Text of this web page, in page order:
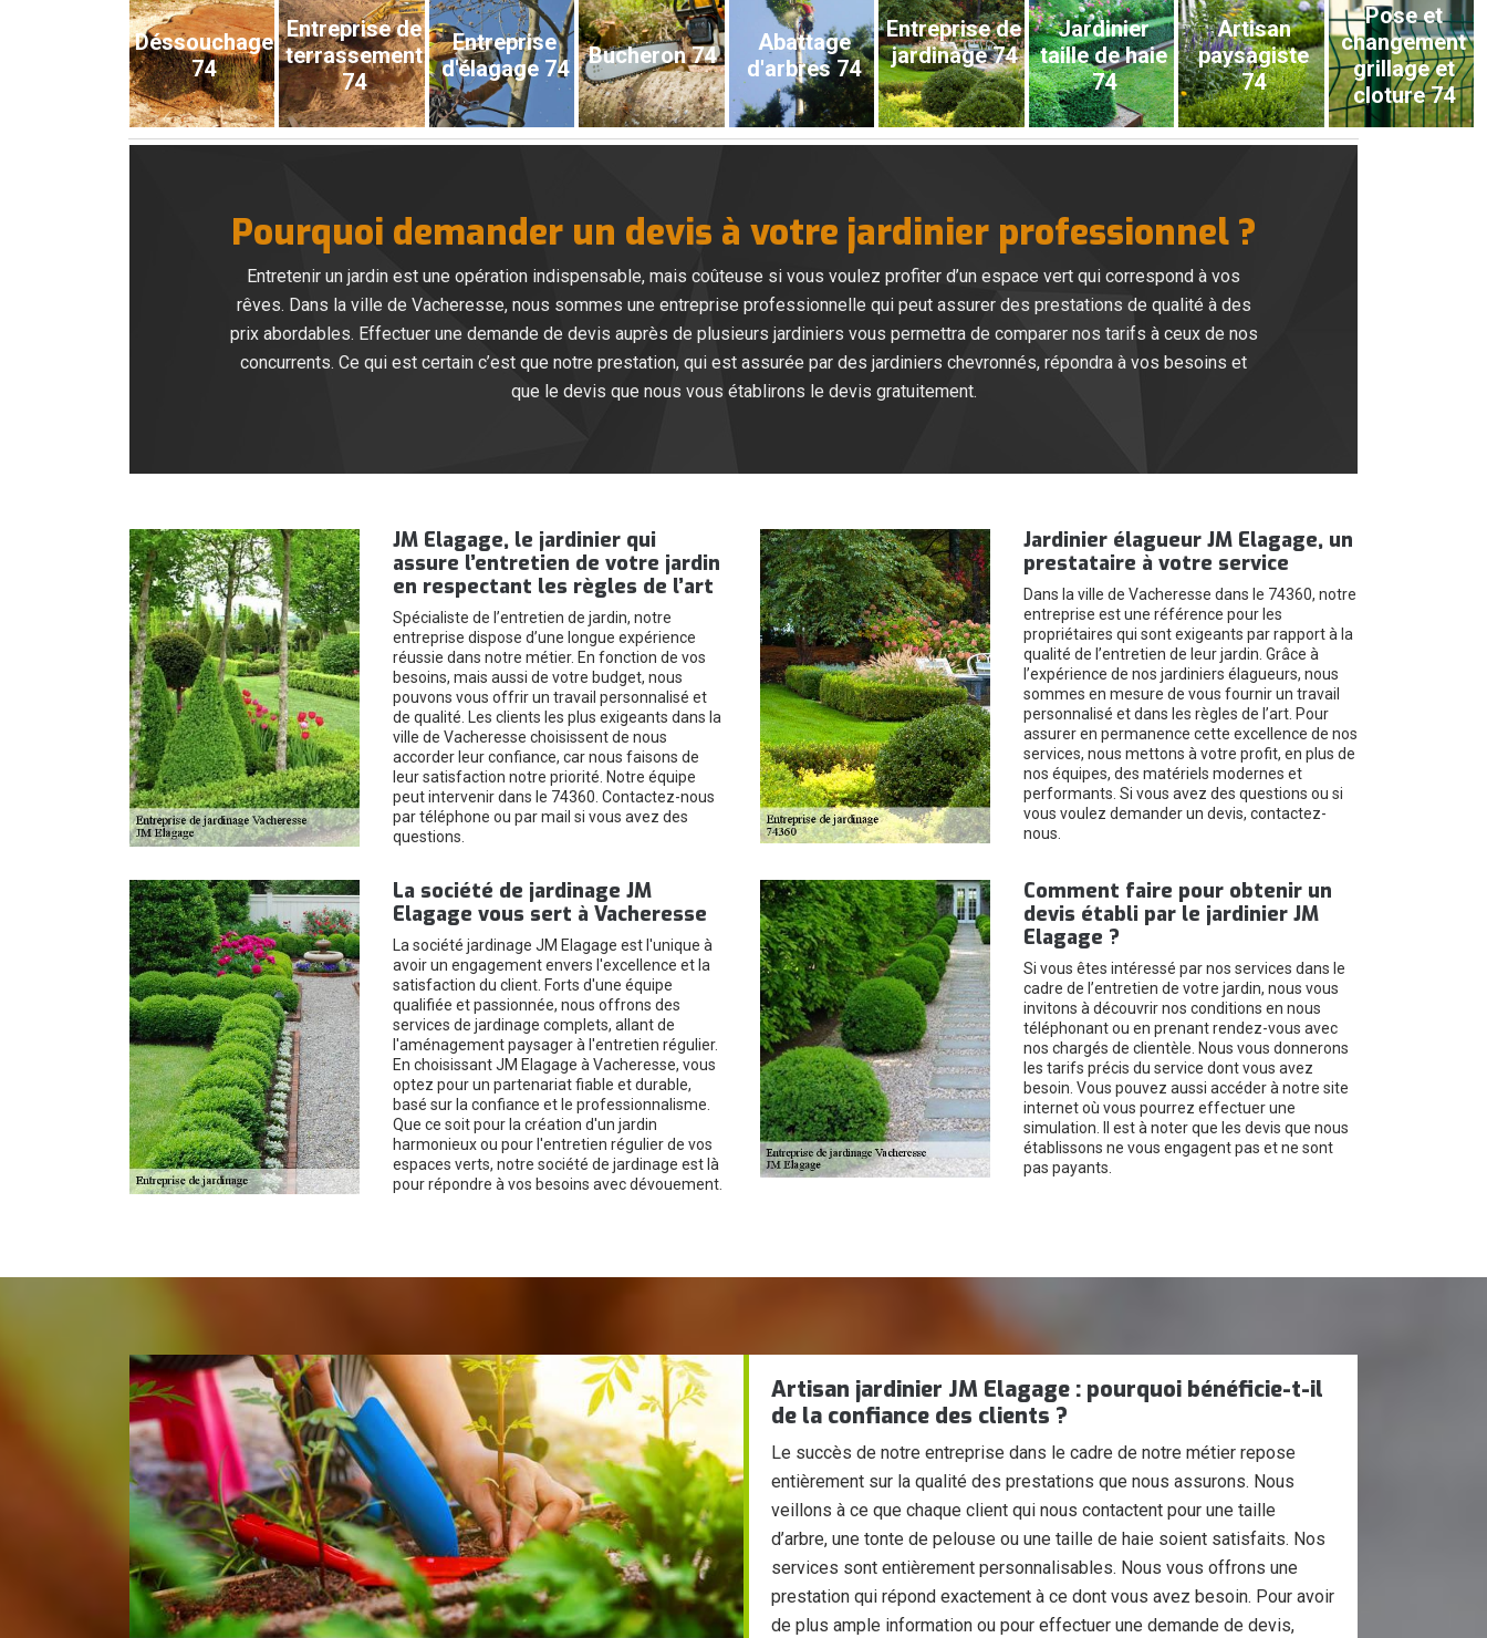
Déssouchage
74
Entreprise de
terrassement
74
Entreprise
d'élagage 74
Bucheron 74
Abattage
d'arbres 74
Entreprise de
jardinage 74
Jardinier
taille de haie
74
Artisan
paysagiste
74
Pose et
changement
grillage et
cloture 74
Pourquoi demander un devis à votre jardinier professionnel ?
Entretenir un jardin est une opération indispensable, mais coûteuse si vous voulez profiter d’un espace vert qui correspond à vos
rêves. Dans la ville de Vacheresse, nous sommes une entreprise professionnelle qui peut assurer des prestations de qualité à des
prix abordables. Effectuer une demande de devis auprès de plusieurs jardiniers vous permettra de comparer nos tarifs à ceux de nos
concurrents. Ce qui est certain c’est que notre prestation, qui est assurée par des jardiniers chevronnés, répondra à vos besoins et
que le devis que nous vous établirons le devis gratuitement.
JM Elagage, le jardinier qui
assure l’entretien de votre jardin
en respectant les règles de l’art
Spécialiste de l’entretien de jardin, notre
entreprise dispose d’une longue expérience
réussie dans notre métier. En fonction de vos
besoins, mais aussi de votre budget, nous
pouvons vous offrir un travail personnalisé et
de qualité. Les clients les plus exigeants dans la
ville de Vacheresse choisissent de nous
accorder leur confiance, car nous faisons de
leur satisfaction notre priorité. Notre équipe
peut intervenir dans le 74360. Contactez-nous
par téléphone ou par mail si vous avez des
questions.
Jardinier élagueur JM Elagage, un
prestataire à votre service
Dans la ville de Vacheresse dans le 74360, notre
entreprise est une référence pour les
propriétaires qui sont exigeants par rapport à la
qualité de l’entretien de leur jardin. Grâce à
l’expérience de nos jardiniers élagueurs, nous
sommes en mesure de vous fournir un travail
personnalisé et dans les règles de l’art. Pour
assurer en permanence cette excellence de nos
services, nous mettons à votre profit, en plus de
nos équipes, des matériels modernes et
performants. Si vous avez des questions ou si
vous voulez demander un devis, contactez-
nous.
La société de jardinage JM
Elagage vous sert à Vacheresse
La société jardinage JM Elagage est l'unique à
avoir un engagement envers l'excellence et la
satisfaction du client. Forts d'une équipe
qualifiée et passionnée, nous offrons des
services de jardinage complets, allant de
l'aménagement paysager à l'entretien régulier.
En choisissant JM Elagage à Vacheresse, vous
optez pour un partenariat fiable et durable,
basé sur la confiance et le professionnalisme.
Que ce soit pour la création d'un jardin
harmonieux ou pour l'entretien régulier de vos
espaces verts, notre société de jardinage est là
pour répondre à vos besoins avec dévouement.
Comment faire pour obtenir un
devis établi par le jardinier JM
Elagage ?
Si vous êtes intéressé par nos services dans le
cadre de l’entretien de votre jardin, nous vous
invitons à découvrir nos conditions en nous
téléphonant ou en prenant rendez-vous avec
nos chargés de clientèle. Nous vous donnerons
les tarifs précis du service dont vous avez
besoin. Vous pouvez aussi accéder à notre site
internet où vous pourrez effectuer une
simulation. Il est à noter que les devis que nous
établissons ne vous engagent pas et ne sont
pas payants.
Artisan jardinier JM Elagage : pourquoi bénéficie-t-il
de la confiance des clients ?
Le succès de notre entreprise dans le cadre de notre métier repose
entièrement sur la qualité des prestations que nous assurons. Nous
veillons à ce que chaque client qui nous contactent pour une taille
d’arbre, une tonte de pelouse ou une taille de haie soient satisfaits. Nos
services sont entièrement personnalisables. Nous vous offrons une
prestation qui répond exactement à ce dont vous avez besoin. Pour avoir
de plus ample information ou pour effectuer une demande de devis,